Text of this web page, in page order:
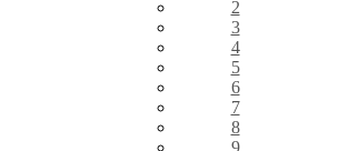
2
3
4
5
6
7
8